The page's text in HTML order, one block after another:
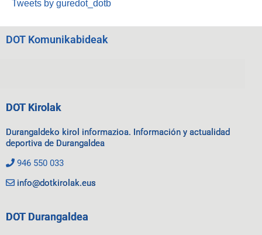
Tweets by guredot_dotb
DOT Komunikabideak
DOT Kirolak
Durangaldeko kirol informazioa. Información y actualidad
deportiva de Durangaldea
946 550 033
info@dotkirolak.eus
DOT Durangaldea